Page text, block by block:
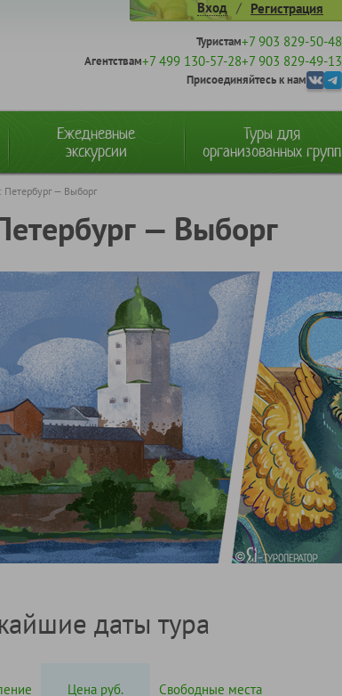
Вход / Регистрация
Туристам+7 903 829-50-48
Агентствам+7 499 130-57-28+7 903 829-49-13
Присоединяйтесь к нам
Ежедневные
экскурсии
Туры для
организованных групп
— Выборг
— Выборг
даты тура
Цена руб. Свободные места